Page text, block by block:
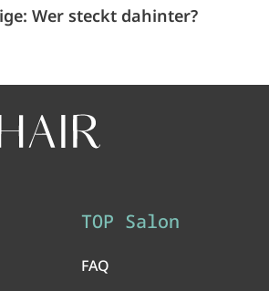
Wer steckt dahinter?
TOP Salon
FAQ